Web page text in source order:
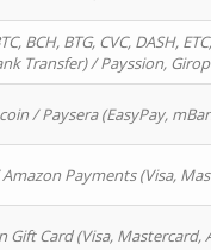
BCH, BTG, CVC, DASH,
Transfer) / Payssion,
/ Paysera (EasyPay,
Payments (Visa,
Card (Visa, Mastercard,